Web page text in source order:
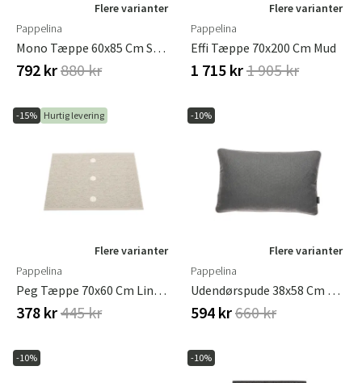
Flere varianter
Pappelina
Mono Tæppe 60x85 Cm Sage / Army
792 kr880 kr
Flere varianter
Pappelina
Effi Tæppe 70x200 Cm Mud
1 715 kr1 905 kr
-15% Hurtig levering
Flere varianter
Pappelina
Peg Tæppe 70x60 Cm Linen / Vanilla
378 kr445 kr
-10%
Flere varianter
Pappelina
Udendørspude 38x58 Cm Sunny Dark Grey
594 kr660 kr
-10% -10%